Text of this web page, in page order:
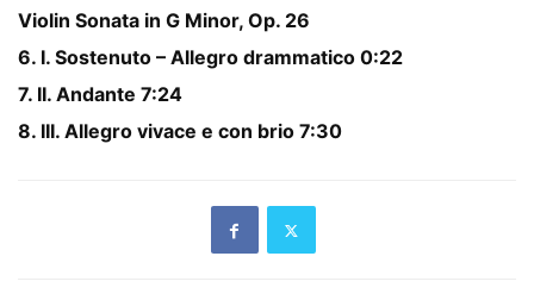
Violin Sonata in G Minor, Op. 26
6. I. Sostenuto – Allegro drammatico 0:22
7. II. Andante 7:24
8. III. Allegro vivace e con brio 7:30